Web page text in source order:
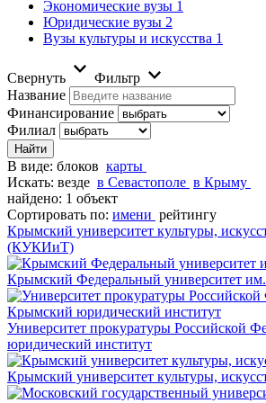
Экономические вузы 1
Юридические вузы 2
Вузы культуры и искусства 1
Свернуть
Фильтр
Название
Финансирование
Филиал
В виде: блоков карты
Искать: везде в Севастополе в Крыму
найдено: 1 объект
Сортировать по: имени рейтингу
Крымский университет культуры,
(КУКИиТ)
Крымский Федеральный университет
Университет прокуратуры Российской
юридический институт
Крымский университет культуры,